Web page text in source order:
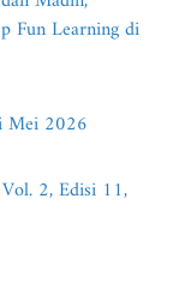
Fun Learning di
Mei 2026
2, Edisi 11,